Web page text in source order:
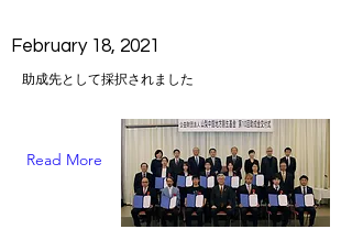
February 18, 2021
助成先として採択されました
Read More